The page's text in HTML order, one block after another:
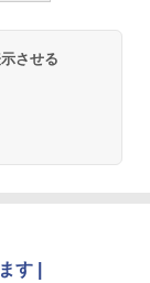
しい 教科書:
ンテンツ作成
ンジニアのた
リーズ
チャーエディ
スプレイ、明
させる
す |